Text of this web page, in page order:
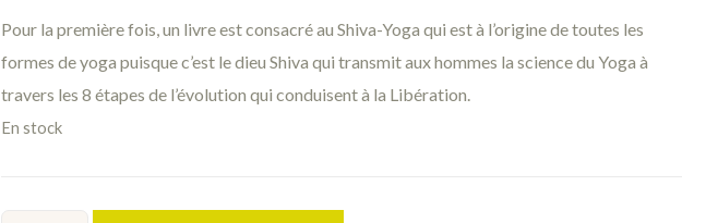
Pour la première fois, un livre est consacré au Shiva-Yoga qui est à l’origine de toutes les
formes de yoga puisque c’est le dieu Shiva qui transmit aux hommes la science du Yoga à
travers les 8 étapes de l’évolution qui conduisent à la Libération.
En stock